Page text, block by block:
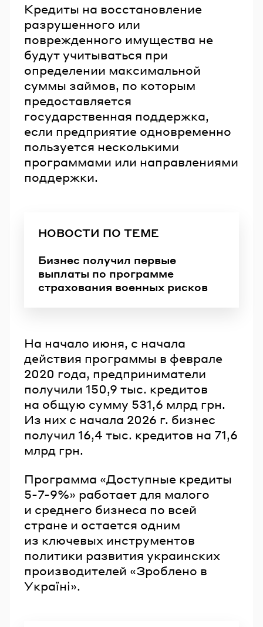
Кредиты на восстановление
разрушенного или
поврежденного имущества не
будут учитываться при
определении максимальной
суммы займов, по которым
предоставляется
государственная поддержка,
если предприятие одновременно
пользуется несколькими
программами или направлениями
поддержки.
НОВОСТИ ПО ТЕМЕ
Бизнес получил первые
выплаты по программе
страхования военных рисков
На начало июня, с начала
действия программы в феврале
2020 года, предприниматели
получили 150,9 тыс. кредитов
на общую сумму 531,6 млрд грн.
Из них с начала 2026 г. бизнес
получил 16,4 тыс. кредитов на 71,6
млрд грн.
Программа «Доступные кредиты
5-7-9%» работает для малого
и среднего бизнеса по всей
стране и остается одним
из ключевых инструментов
политики развития украинских
производителей «Зроблено в
Україні».